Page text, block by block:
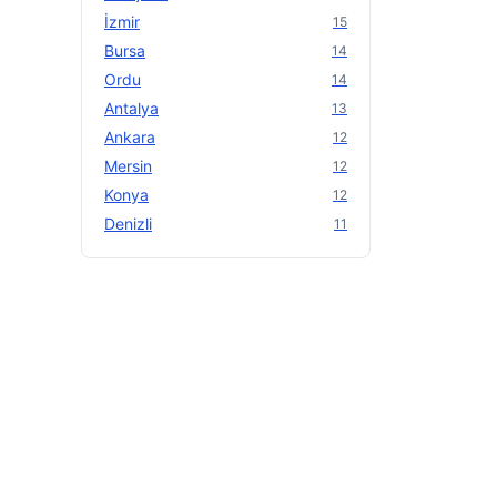
İzmir 15
Bursa 14
Ordu 14
Antalya 13
Ankara 12
Mersin 12
Konya 12
Denizli 11